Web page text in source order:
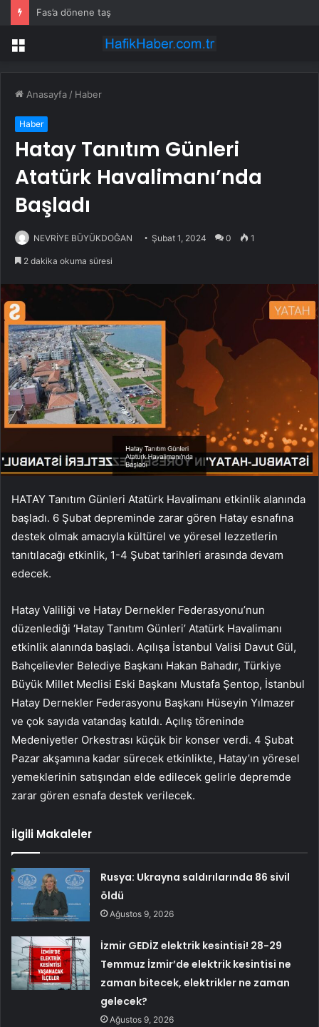
Fas’a dönene taş
Menü
Anasayfa / Haber
Haber
Hatay Tanıtım Günleri
Atatürk Havalimanı’nda
Başladı
NEVRİYE BÜYÜKDOĞAN Şubat 1, 2024 0 1
2 dakika okuma süresi
HATAY Tanıtım Günleri Atatürk Havalimanı etkinlik alanında
başladı. 6 Şubat depreminde zarar gören Hatay esnafına
destek olmak amacıyla kültürel ve yöresel lezzetlerin
tanıtılacağı etkinlik, 1-4 Şubat tarihleri ​​arasında devam
edecek.
Hatay Valiliği ve Hatay Dernekler Federasyonu’nun
düzenlediği ‘Hatay Tanıtım Günleri’ Atatürk Havalimanı
etkinlik alanında başladı. Açılışa İstanbul Valisi Davut Gül,
Bahçelievler Belediye Başkanı Hakan Bahadır, Türkiye
Büyük Millet Meclisi Eski Başkanı Mustafa Şentop, İstanbul
Hatay Dernekler Federasyonu Başkanı Hüseyin Yılmazer
ve çok sayıda vatandaş katıldı. Açılış töreninde
Medeniyetler Orkestrası küçük bir konser verdi. 4 Şubat
Pazar akşamına kadar sürecek etkinlikte, Hatay’ın yöresel
yemeklerinin satışından elde edilecek gelirle depremde
zarar gören esnafa destek verilecek.
İlgili Makaleler
Rusya: Ukrayna saldırılarında 86 sivil
öldü
Ağustos 9, 2026
İzmir GEDİZ elektrik kesintisi! 28-29
Temmuz İzmir’de elektrik kesintisi ne
zaman bitecek, elektrikler ne zaman
gelecek?
Ağustos 9, 2026